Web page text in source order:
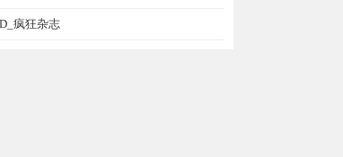
疯狂杂志